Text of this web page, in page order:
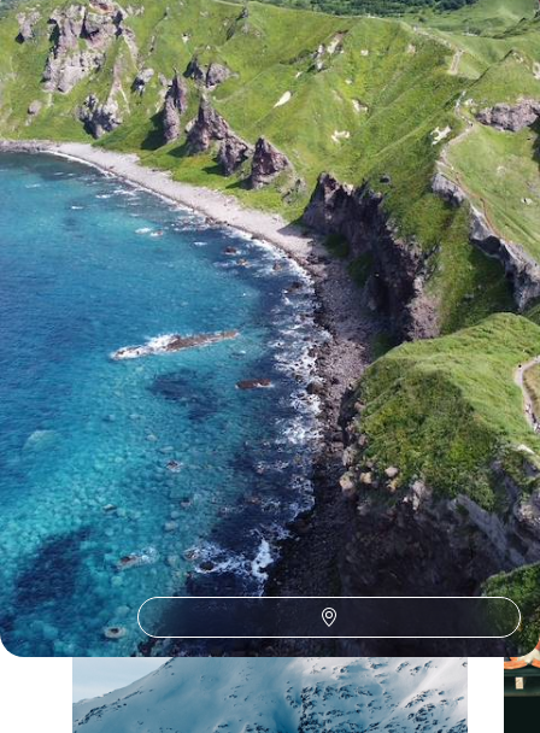
Aux beaux jours, l’île de Hokkaido - Tout au nord,
road-trip à travers le Japon sauvage
Au volant et à votre rythme, aborder un Japon méconnu, pour une
approche plus intime ou un second voyage
11 jours, de 8200 à 11700 $ CA
Toutes nos suggestions de voyages vacances d'été au Japon
(3)
Le Japon selonvos envies
Parce que chaque voyageur est différent